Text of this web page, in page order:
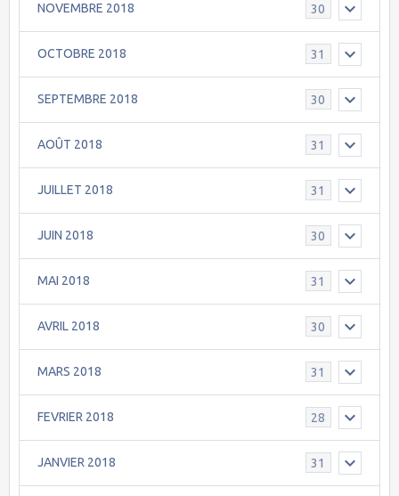
NOVEMBRE 2018 30
OCTOBRE 2018 31
SEPTEMBRE 2018 30
AOÛT 2018 31
JUILLET 2018 31
JUIN 2018 30
MAI 2018 31
AVRIL 2018 30
MARS 2018 31
FEVRIER 2018 28
JANVIER 2018 31